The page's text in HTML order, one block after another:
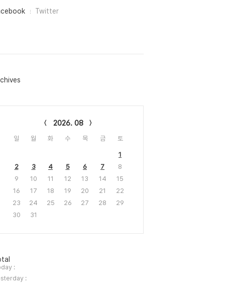
Twitter
2026. 08
일 월 화 수 목 금 토
1
2
3 4 5 6 7
8
9
10 11 12 13 14
15
16
17 18 19 20 21
22
23
24 25 26 27 28
29
30
31
:
: